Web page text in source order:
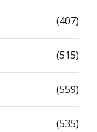
(407)
(515)
(559)
(535)